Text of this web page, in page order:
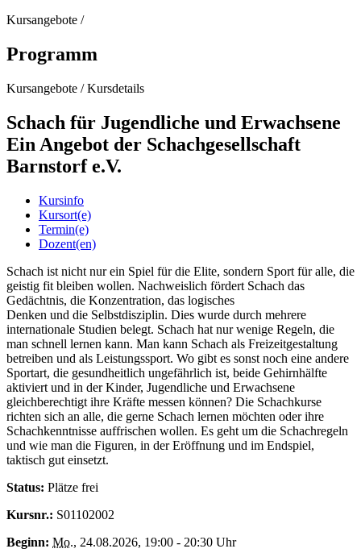
Kursangebote /
Programm
Kursangebote /Kursdetails
Schach für Jugendliche und Erwachsene
Ein Angebot der Schachgesellschaft
Barnstorf e.V.
Kursinfo
Kursort(e)
Termin(e)
Dozent(en)
Schach ist nicht nur ein Spiel für die Elite, sondern Sport für alle, die
geistig fit bleiben wollen. Nachweislich fördert Schach das
Gedächtnis, die Konzentration, das logisches
Denken und die Selbstdisziplin. Dies wurde durch mehrere
internationale Studien belegt. Schach hat nur wenige Regeln, die
man schnell lernen kann. Man kann Schach als Freizeitgestaltung
betreiben und als Leistungssport. Wo gibt es sonst noch eine andere
Sportart, die gesundheitlich ungefährlich ist, beide Gehirnhälfte
aktiviert und in der Kinder, Jugendliche und Erwachsene
gleichberechtigt ihre Kräfte messen können? Die Schachkurse
richten sich an alle, die gerne Schach lernen möchten oder ihre
Schachkenntnisse auffrischen wollen. Es geht um die Schachregeln
und wie man die Figuren, in der Eröffnung und im Endspiel,
taktisch gut einsetzt.
Status: Plätze frei
Kursnr.: S01102002
Beginn: Mo., 24.08.2026, 19:00 - 20:30 Uhr